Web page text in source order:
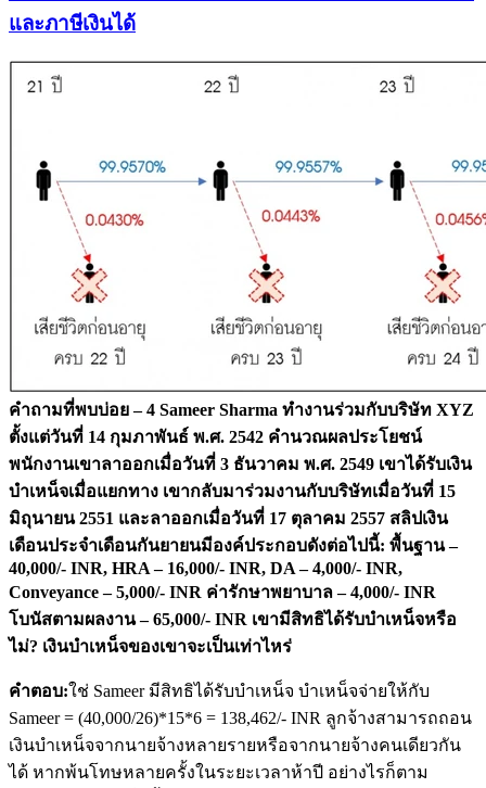
และภาษีเงินได้
คำถามที่พบบ่อย – 4 Sameer Sharma ทำงานร่วมกับบริษัท XYZ
ตั้งแต่วันที่ 14 กุมภาพันธ์ พ.ศ. 2542 คำนวณผลประโยชน์
พนักงานเขาลาออกเมื่อวันที่ 3 ธันวาคม พ.ศ. 2549 เขาได้รับเงิน
บำเหน็จเมื่อแยกทาง เขากลับมาร่วมงานกับบริษัทเมื่อวันที่ 15
มิถุนายน 2551 และลาออกเมื่อวันที่ 17 ตุลาคม 2557 สลิปเงิน
เดือนประจำเดือนกันยายนมีองค์ประกอบดังต่อไปนี้: พื้นฐาน –
40,000/- INR, HRA – 16,000/- INR, DA – 4,000/- INR,
Conveyance – 5,000/- INR ค่ารักษาพยาบาล – 4,000/- INR
โบนัสตามผลงาน – 65,000/- INR เขามีสิทธิได้รับบำเหน็จหรือ
ไม่? เงินบำเหน็จของเขาจะเป็นเท่าไหร่
คำตอบ:ใช่ Sameer มีสิทธิได้รับบำเหน็จ บำเหน็จจ่ายให้กับ
Sameer = (40,000/26)*15*6 = 138,462/- INR ลูกจ้างสามารถถอน
เงินบำเหน็จจากนายจ้างหลายรายหรือจากนายจ้างคนเดียวกัน
ได้ หากพ้นโทษหลายครั้งในระยะเวลาห้าปี อย่างไรก็ตาม